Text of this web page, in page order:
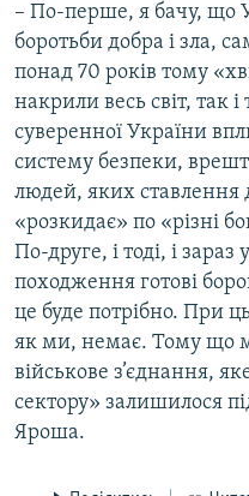
– По-перше, я бачу, що
боротьби добра і зла,
понад 70 років тому
накрили весь світ, так і
суверенної України
систему безпеки,
людей, яких ставлення
«розкидає» по «різні
По-друге, і тоді, і зараз
походження готові
це буде потрібно. При
як ми, немає. Тому що
військове з’єднання,
сектору» залишилося
Яроша.